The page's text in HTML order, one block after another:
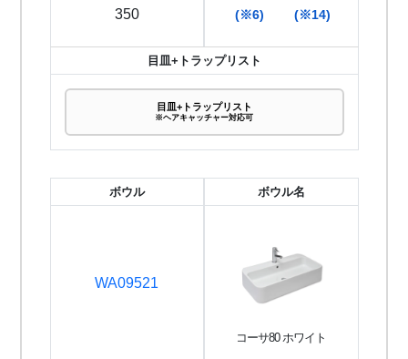
350 (※6) (※14)
目皿+トラップリスト
目皿+トラップリスト
※ヘアキャッチャー対応可
ボウル
WA09521
ボウル名
コーサ80 ホワイト